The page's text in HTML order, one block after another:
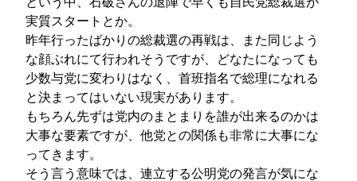
実質スタートとか。
昨年行ったばかりの総裁選の再戦は、また同じよう
な顔ぶれにて行われそうですが、どなたになっても
少数与党に変わりはなく、首班指名で総理になれる
と決まってはいない現実があります。
もちろん先ずは党内のまとまりを誰が出来るのかは
大事な要素ですが、他党との関係も非常に大事にな
ってきます。
そう言う意味では、連立する公明党の発言が気にな